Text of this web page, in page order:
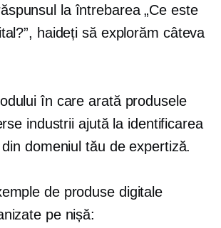
la întrebarea „Ce este
haideți să explorăm câteva
în care arată produsele
industrii ajută la identificarea
domeniul tău de expertiză.
de produse digitale
pe nișă: